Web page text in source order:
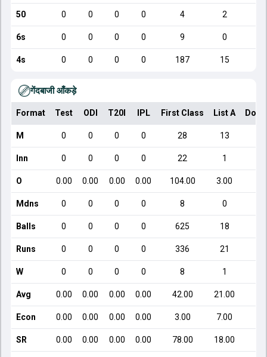
50 0 0 0 0 4 2
6s 0 0 0 0 9 0
4s 0 0 0 0 187 15
गेंदबाजी आँकड़े
Format Test ODI T20I IPL First Class List A
M 0 0 0 0 28 13
Inn 0 0 0 0 22 1
O 0.00 0.00 0.00 0.00 104.00 3.00
Mdns 0 0 0 0 8 0
Balls 0 0 0 0 625 18
Runs 0 0 0 0 336 21
W 0 0 0 0 8 1
Avg 0.00 0.00 0.00 0.00 42.00 21.00
Econ 0.00 0.00 0.00 0.00 3.00 7.00
SR 0.00 0.00 0.00 0.00 78.00 18.00